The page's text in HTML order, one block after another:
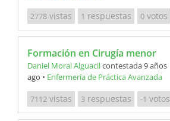
2778 vistas 1 respuestas 0 votos
Formación en Cirugía menor
Daniel Moral Alguacilcontestada 9 años
ago • Enfermería de Práctica Avanzada
7112 vistas 3 respuestas -1 votos